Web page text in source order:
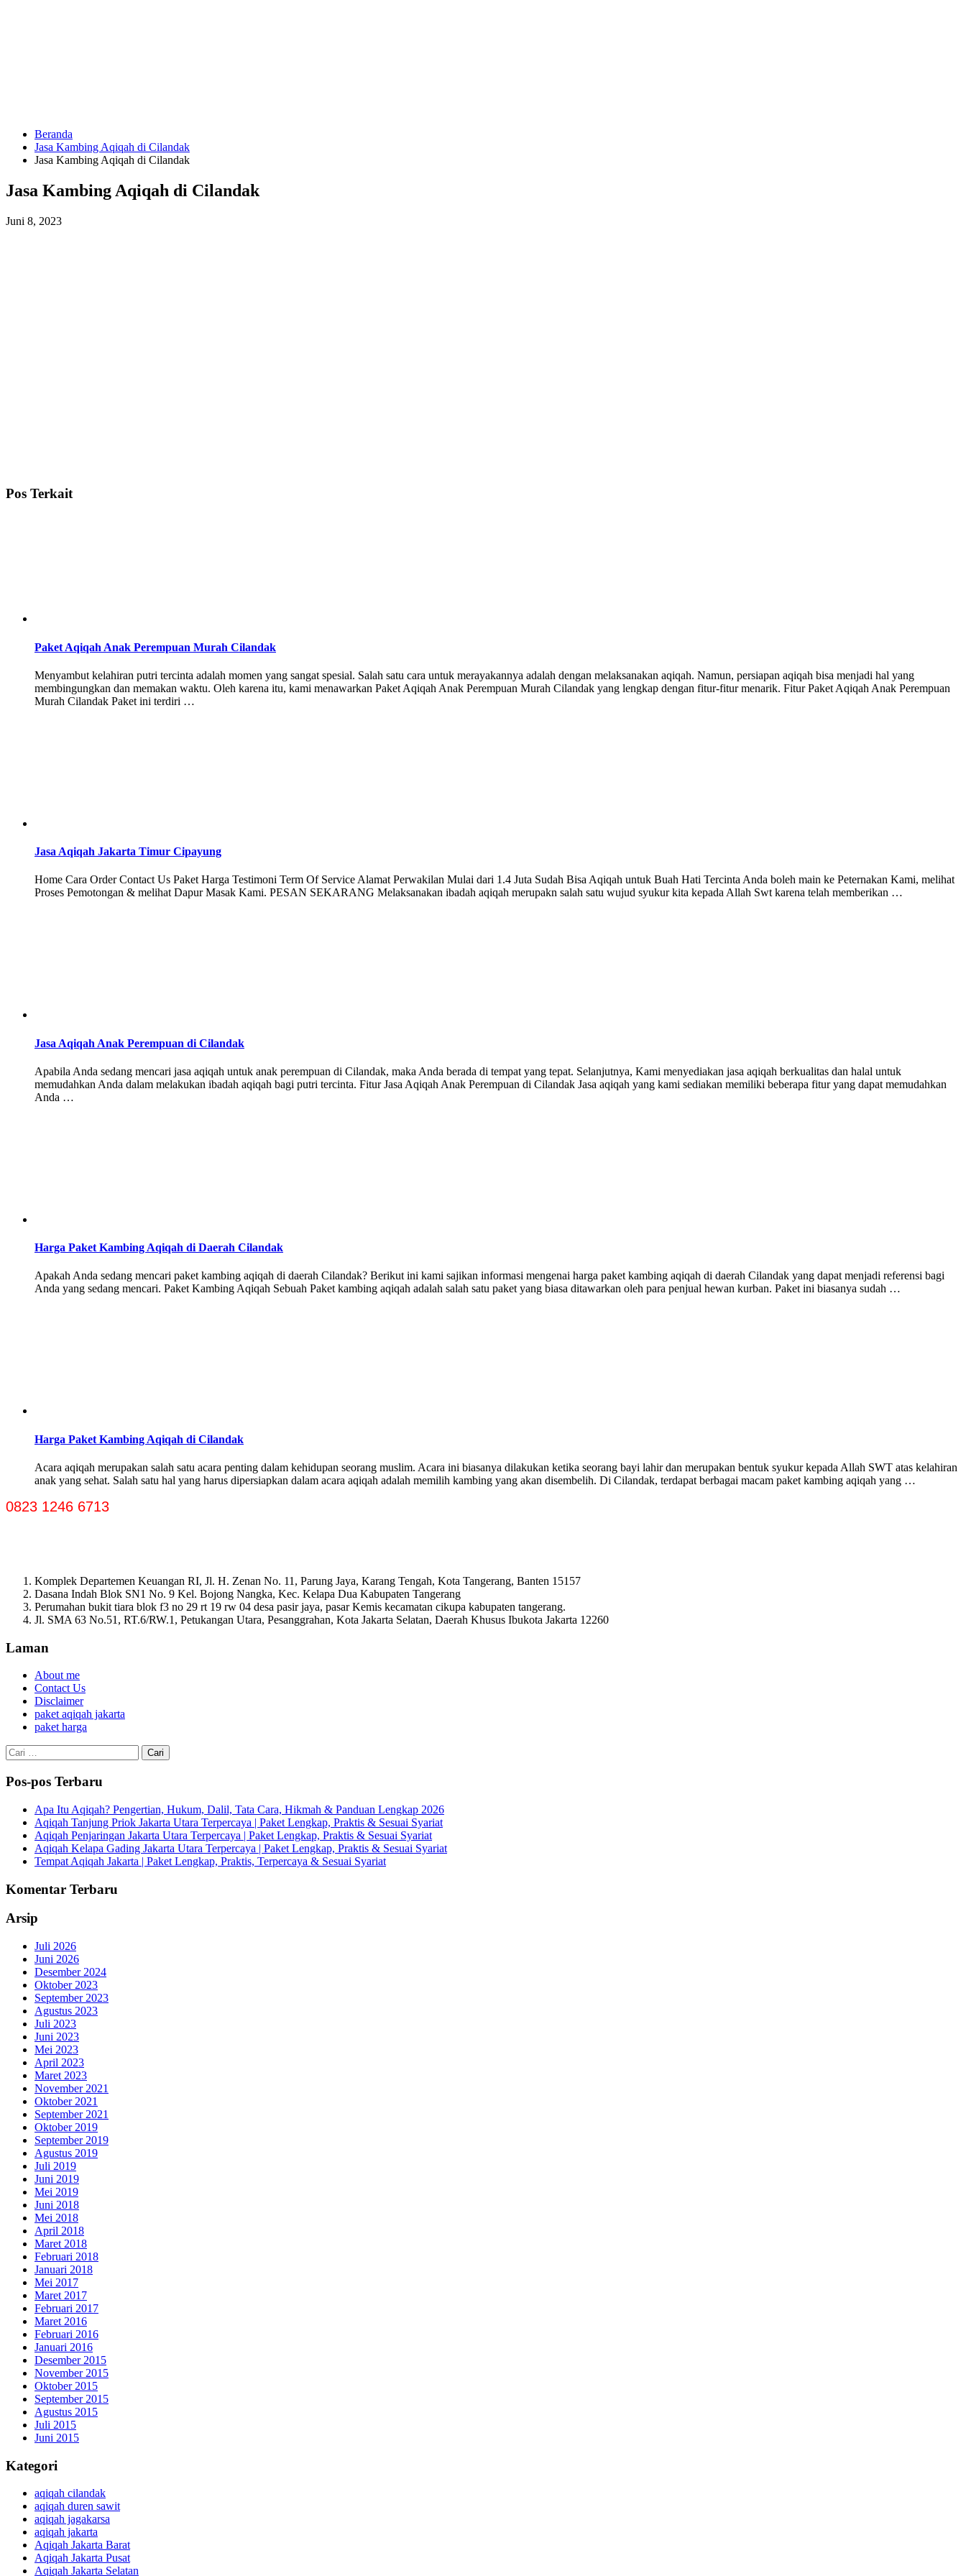
HUBUNGI
KAMI
Beranda
Jasa Kambing Aqiqah di Cilandak
Jasa Kambing Aqiqah di Cilandak
Jasa Kambing Aqiqah di Cilandak
Juni 8, 2023
Pos Terkait
Paket Aqiqah Anak Perempuan Murah Cilandak
Menyambut kelahiran putri tercinta adalah momen yang sangat spesial. Salah satu cara untuk merayakannya adalah dengan melaksanakan aqiqah. Namun, persiapan aqiqah bisa menjadi hal yang
membingungkan dan memakan waktu. Oleh karena itu, kami menawarkan Paket Aqiqah Anak Perempuan Murah Cilandak yang lengkap dengan fitur-fitur menarik. Fitur Paket Aqiqah Anak Perempuan
Murah Cilandak Paket ini terdiri …
Jasa Aqiqah Jakarta Timur Cipayung
Home Cara Order Contact Us Paket Harga Testimoni Term Of Service Alamat Perwakilan Mulai dari 1.4 Juta Sudah Bisa Aqiqah untuk Buah Hati Tercinta Anda boleh main ke Peternakan Kami, melihat
Proses Pemotongan & melihat Dapur Masak Kami. PESAN SEKARANG Melaksanakan ibadah aqiqah merupakn salah satu wujud syukur kita kepada Allah Swt karena telah memberikan …
Jasa Aqiqah Anak Perempuan di Cilandak
Apabila Anda sedang mencari jasa aqiqah untuk anak perempuan di Cilandak, maka Anda berada di tempat yang tepat. Selanjutnya, Kami menyediakan jasa aqiqah berkualitas dan halal untuk
memudahkan Anda dalam melakukan ibadah aqiqah bagi putri tercinta. Fitur Jasa Aqiqah Anak Perempuan di Cilandak Jasa aqiqah yang kami sediakan memiliki beberapa fitur yang dapat memudahkan
Anda …
Harga Paket Kambing Aqiqah di Daerah Cilandak
Apakah Anda sedang mencari paket kambing aqiqah di daerah Cilandak? Berikut ini kami sajikan informasi mengenai harga paket kambing aqiqah di daerah Cilandak yang dapat menjadi referensi bagi
Anda yang sedang mencari. Paket Kambing Aqiqah Sebuah Paket kambing aqiqah adalah salah satu paket yang biasa ditawarkan oleh para penjual hewan kurban. Paket ini biasanya sudah …
Harga Paket Kambing Aqiqah di Cilandak
Acara aqiqah merupakan salah satu acara penting dalam kehidupan seorang muslim. Acara ini biasanya dilakukan ketika seorang bayi lahir dan merupakan bentuk syukur kepada Allah SWT atas kelahiran
anak yang sehat. Salah satu hal yang harus dipersiapkan dalam acara aqiqah adalah memilih kambing yang akan disembelih. Di Cilandak, terdapat berbagai macam paket kambing aqiqah yang …
0823 1246 6713
Komplek Departemen Keuangan RI, Jl. H. Zenan No. 11, Parung Jaya, Karang Tengah, Kota Tangerang, Banten 15157
Dasana Indah Blok SN1 No. 9 Kel. Bojong Nangka, Kec. Kelapa Dua Kabupaten Tangerang
Perumahan bukit tiara blok f3 no 29 rt 19 rw 04 desa pasir jaya, pasar Kemis kecamatan cikupa kabupaten tangerang.
Jl. SMA 63 No.51, RT.6/RW.1, Petukangan Utara, Pesanggrahan, Kota Jakarta Selatan, Daerah Khusus Ibukota Jakarta 12260
Laman
About me
Contact Us
Disclaimer
paket aqiqah jakarta
paket harga
Cari
untuk:
Pos-pos Terbaru
Apa Itu Aqiqah? Pengertian, Hukum, Dalil, Tata Cara, Hikmah & Panduan Lengkap 2026
Aqiqah Tanjung Priok Jakarta Utara Terpercaya | Paket Lengkap, Praktis & Sesuai Syariat
Aqiqah Penjaringan Jakarta Utara Terpercaya | Paket Lengkap, Praktis & Sesuai Syariat
Aqiqah Kelapa Gading Jakarta Utara Terpercaya | Paket Lengkap, Praktis & Sesuai Syariat
Tempat Aqiqah Jakarta | Paket Lengkap, Praktis, Terpercaya & Sesuai Syariat
Komentar Terbaru
Arsip
Juli 2026
Juni 2026
Desember 2024
Oktober 2023
September 2023
Agustus 2023
Juli 2023
Juni 2023
Mei 2023
April 2023
Maret 2023
November 2021
Oktober 2021
September 2021
Oktober 2019
September 2019
Agustus 2019
Juli 2019
Juni 2019
Mei 2019
Juni 2018
Mei 2018
April 2018
Maret 2018
Februari 2018
Januari 2018
Mei 2017
Maret 2017
Februari 2017
Maret 2016
Februari 2016
Januari 2016
Desember 2015
November 2015
Oktober 2015
September 2015
Agustus 2015
Juli 2015
Juni 2015
Kategori
aqiqah cilandak
aqiqah duren sawit
aqiqah jagakarsa
aqiqah jakarta
Aqiqah Jakarta Barat
Aqiqah Jakarta Pusat
Aqiqah Jakarta Selatan